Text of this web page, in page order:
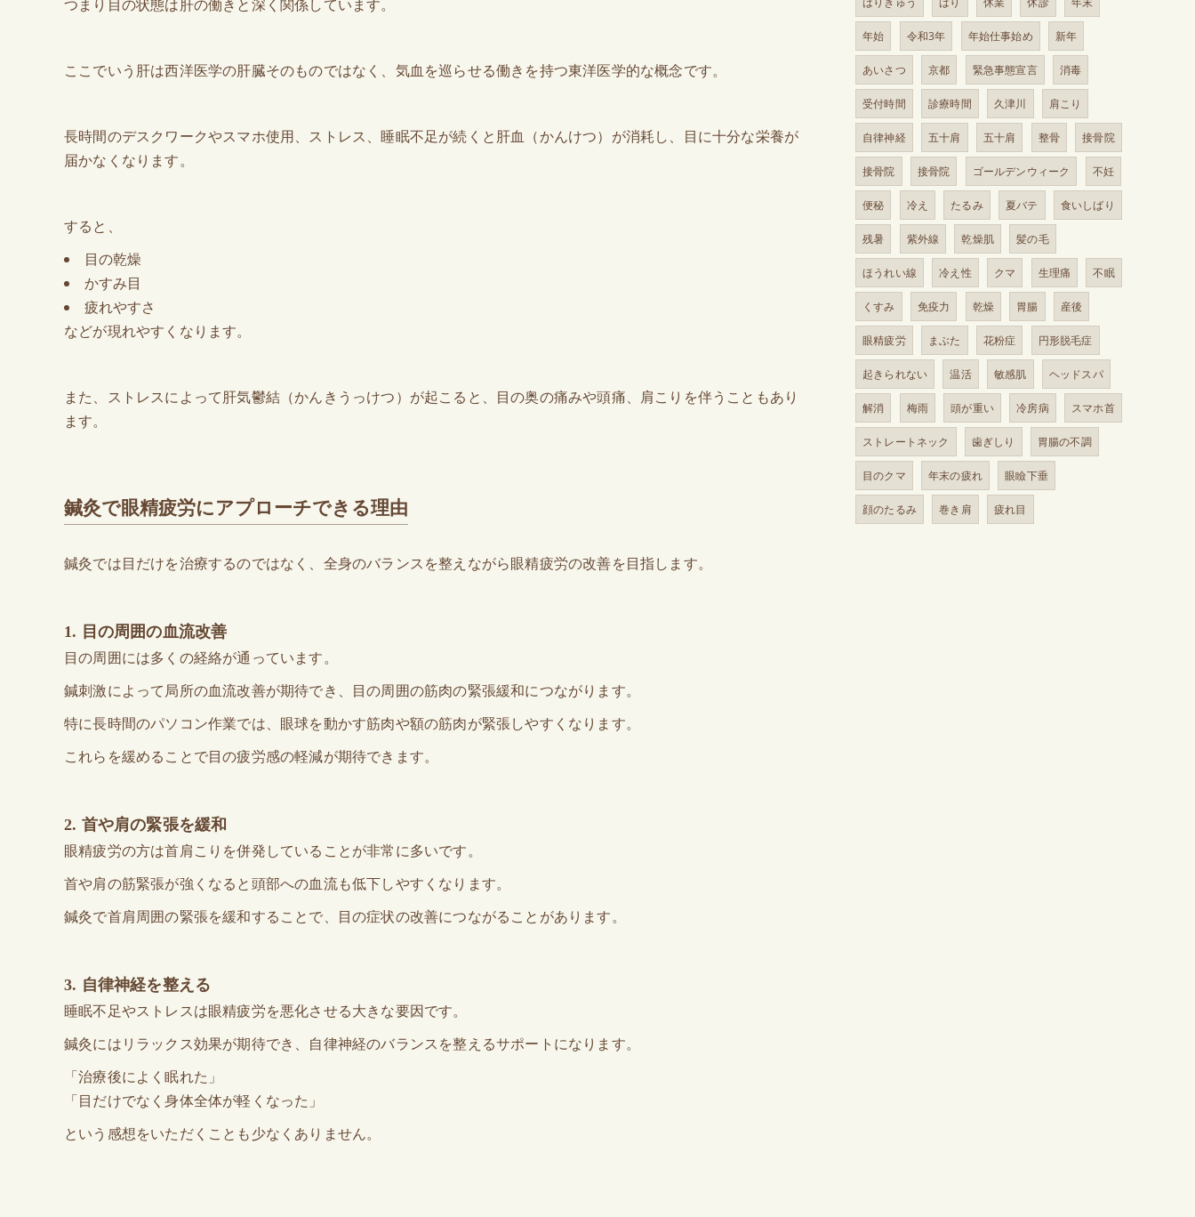
つまり目の状態は肝の働きと深く関係しています。
ここでいう肝は西洋医学の肝臓そのものではなく、気血を巡らせる働きを持つ東洋医学的な概念です。
長時間のデスクワークやスマホ使用、ストレス、睡眠不足が続くと肝血（かんけつ）が消耗し、目に十分な栄養が
届かなくなります。
すると、
目の乾燥
かすみ目
疲れやすさ
などが現れやすくなります。
また、ストレスによって肝気鬱結（かんきうっけつ）が起こると、目の奥の痛みや頭痛、肩こりを伴うこともあり
ます。
鍼灸で眼精疲労にアプローチできる理由
鍼灸では目だけを治療するのではなく、全身のバランスを整えながら眼精疲労の改善を目指します。
1. 目の周囲の血流改善
目の周囲には多くの経絡が通っています。
鍼刺激によって局所の血流改善が期待でき、目の周囲の筋肉の緊張緩和につながります。
特に長時間のパソコン作業では、眼球を動かす筋肉や額の筋肉が緊張しやすくなります。
これらを緩めることで目の疲労感の軽減が期待できます。
2. 首や肩の緊張を緩和
眼精疲労の方は首肩こりを併発していることが非常に多いです。
首や肩の筋緊張が強くなると頭部への血流も低下しやすくなります。
鍼灸で首肩周囲の緊張を緩和することで、目の症状の改善につながることがあります。
3. 自律神経を整える
睡眠不足やストレスは眼精疲労を悪化させる大きな要因です。
鍼灸にはリラックス効果が期待でき、自律神経のバランスを整えるサポートになります。
「治療後によく眠れた」
「目だけでなく身体全体が軽くなった」
という感想をいただくことも少なくありません。
年始 令和3年 年始仕事始め 新年
あいさつ 京都 緊急事態宣言 消毒
受付時間 診療時間 久津川 肩こり
自律神経 五十肩 五十肩 整骨 接骨院
接骨院 接骨院 ゴールデンウィーク 不妊
便秘 冷え たるみ 夏バテ 食いしばり
残暑 紫外線 乾燥肌 髪の毛
ほうれい線 冷え性 クマ 生理痛 不眠
くすみ 免疫力 乾燥 胃腸 産後
眼精疲労 まぶた 花粉症 円形脱毛症
起きられない 温活 敏感肌 ヘッドスパ
解消 梅雨 頭が重い 冷房病 スマホ首
ストレートネック 歯ぎしり 胃腸の不調
目のクマ 年末の疲れ 眼瞼下垂
顔のたるみ 巻き肩 疲れ目